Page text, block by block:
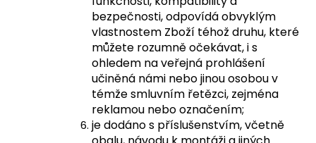
bezpečnosti, odpovídá obvyklým
vlastnostem Zboží téhož druhu, které
můžete rozumně očekávat, i s
ohledem na veřejná prohlášení
učiněná námi nebo jinou osobou v
témže smluvním řetězci, zejména
reklamou nebo označením;
je dodáno s příslušenstvím, včetně